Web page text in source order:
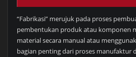
“Fabrikasi” merujuk pada proses
pembentukan produk atau komponen
material secara manual atau
bagian penting dari proses manufaktur